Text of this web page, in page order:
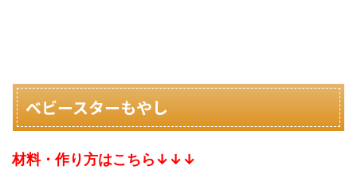
ベビースターもやし
材料・作り方はこちら↓↓↓